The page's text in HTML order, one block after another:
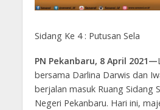
Sidang Ke 4 : Putusan Sela
PN Pekanbaru, 8 April 2021—
bersama Darlina Darwis dan
berjalan masuk Ruang Sidang
Negeri Pekanbaru. Hari ini,